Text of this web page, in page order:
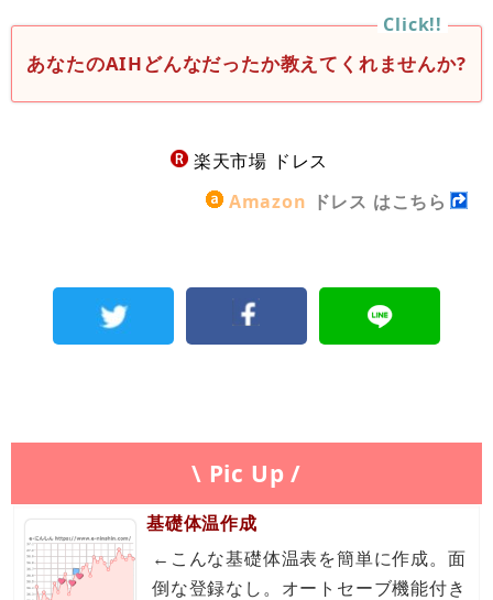
あなたのAIHどんなだったか教えてくれませんか?
楽天市場 ドレス
Amazon ドレス はこちら
\ Pic Up /
基礎体温作成
←こんな基礎体温表を簡単に作成。面
倒な登録なし。オートセーブ機能付き